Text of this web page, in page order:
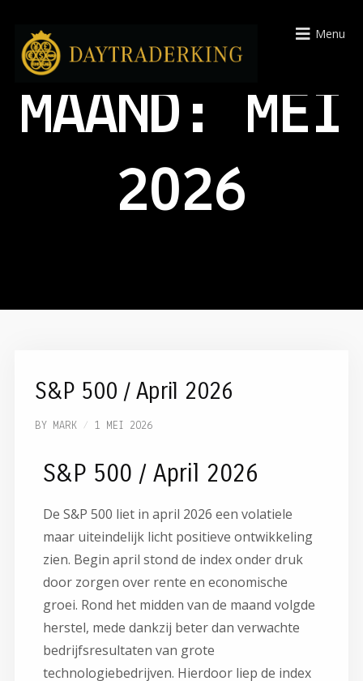
Menu
MAAND: MEI
2026
S&P 500 / April 2026
BY MARK 1 MEI 2026
S&P 500 / April 2026
De S&P 500 liet in april 2026 een volatiele
maar uiteindelijk licht positieve ontwikkeling
zien. Begin april stond de index onder druk
door zorgen over rente en economische
groei. Rond het midden van de maand volgde
herstel, mede dankzij beter dan verwachte
bedrijfsresultaten van grote
technologiebedrijven. Hierdoor liep de index